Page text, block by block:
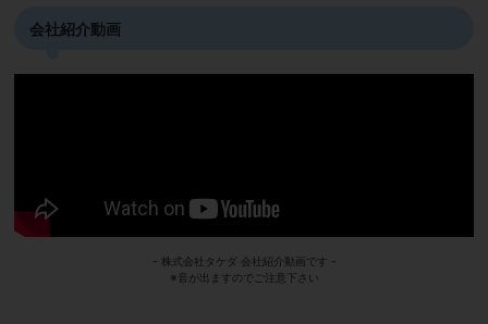
会社紹介動画
- 株式会社タケダ 会社紹介動画です -
※音が出ますのでご注意下さい